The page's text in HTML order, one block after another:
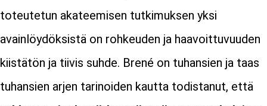
toteutetun akateemisen tutkimuksen yksi
avainlöydöksistä on rohkeuden ja haavoittuvuuden
kiistätön ja tiivis suhde. Brené on tuhansien ja taas
tuhansien arjen tarinoiden kautta todistanut, että